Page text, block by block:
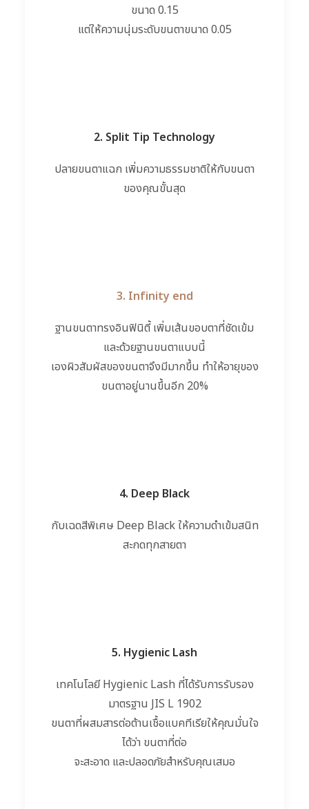
ขนาด 0.15
แต่ให้ความนุ่มระดับขนตาขนาด 0.05
2. Split Tip Technology
ปลายขนตาแฉก เพิ่มความธรรมชาติให้กับขนตา
ของคุณขั้นสุด
3. Infinity end
ฐานขนตาทรงอินฟินิตี้ เพิ่มเส้นขอบตาที่ชัดเข้ม
และด้วยฐานขนตาแบบนี้
เองผิวสัมผัสของขนตาจึงมีมากขึ้น ทำให้อายุของ
ขนตาอยู่นานขึ้นอีก 20%
4. Deep Black
กับเฉดสีพิเศษ Deep Black ให้ความดำเข้มสนิท
สะกดทุกสายตา
5. Hygienic Lash
เทคโนโลยี Hygienic Lash ที่ได้รับการรับรอง
มาตรฐาน JIS L 1902
ขนตาที่ผสมสารต่อต้านเชื้อแบคทีเรียให้คุณมั่นใจ
ได้ว่า ขนตาที่ต่อ
จะสะอาด และปลอดภัยสำหรับคุณเสมอ